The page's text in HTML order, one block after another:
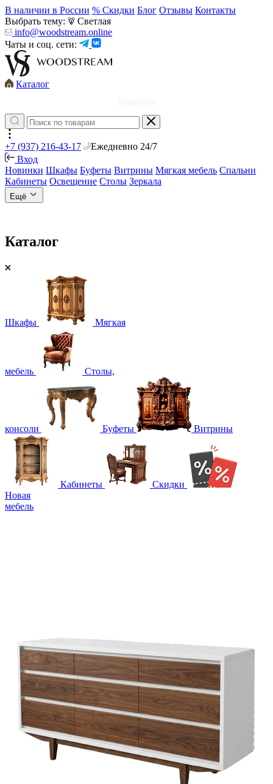
В наличии в России % Скидки Блог Отзывы Контакты
Выбрать тему:
Светлая
info@woodstream.online
Чаты и соц. сети:
Каталог
+7 (937) 216-43-17
Ежедневно 24/7
Вход
Новинки Шкафы Буфеты Витрины Мягкая мебель Спальни
Кабинеты Освещение Столы Зеркала
Ещё
Каталог
Шкафы Мягкая
мебель Столы,
консоли Буфеты Витрины
Кабинеты
Скидки
Новая
мебель